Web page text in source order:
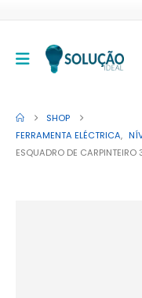
SHOP
FERRAMENTA ELÉCTRICA,
ESQUADRO DE